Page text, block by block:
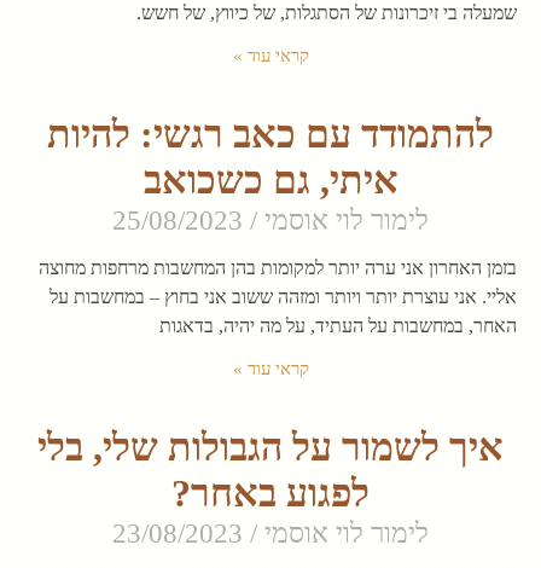
שמעלה בי זיכרונות של הסתגלות, של כיווץ, של חשש.
קראי עוד »
להתמודד עם כאב רגשי: להיות
איתי, גם כשכואב
לימור לוי אוסמי
בזמן האחרון אני ערה יותר למקומות בהן המחשבות מרחפות מחוצה
אליי. אני עוצרת יותר ויותר ומזהה ששוב אני בחוץ – במחשבות על
האחר, במחשבות על העתיד, על מה יהיה, בדאגות
קראי עוד »
איך לשמור על הגבולות שלי, בלי
לפגוע באחר?
לימור לוי אוסמי